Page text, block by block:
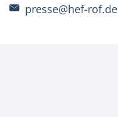
presse@hef-rof.de